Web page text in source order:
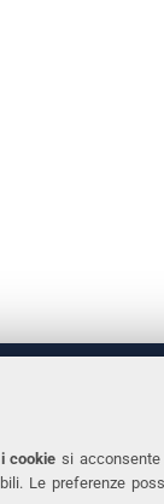
cookie si acconsente
Le preferenze